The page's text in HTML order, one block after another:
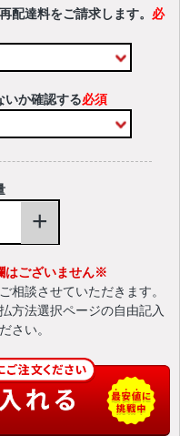
配達料をご請求します。 必
いか確認する必須
+
はございません※
相談させていただきます。
方法選択ページの自由記入
さい。